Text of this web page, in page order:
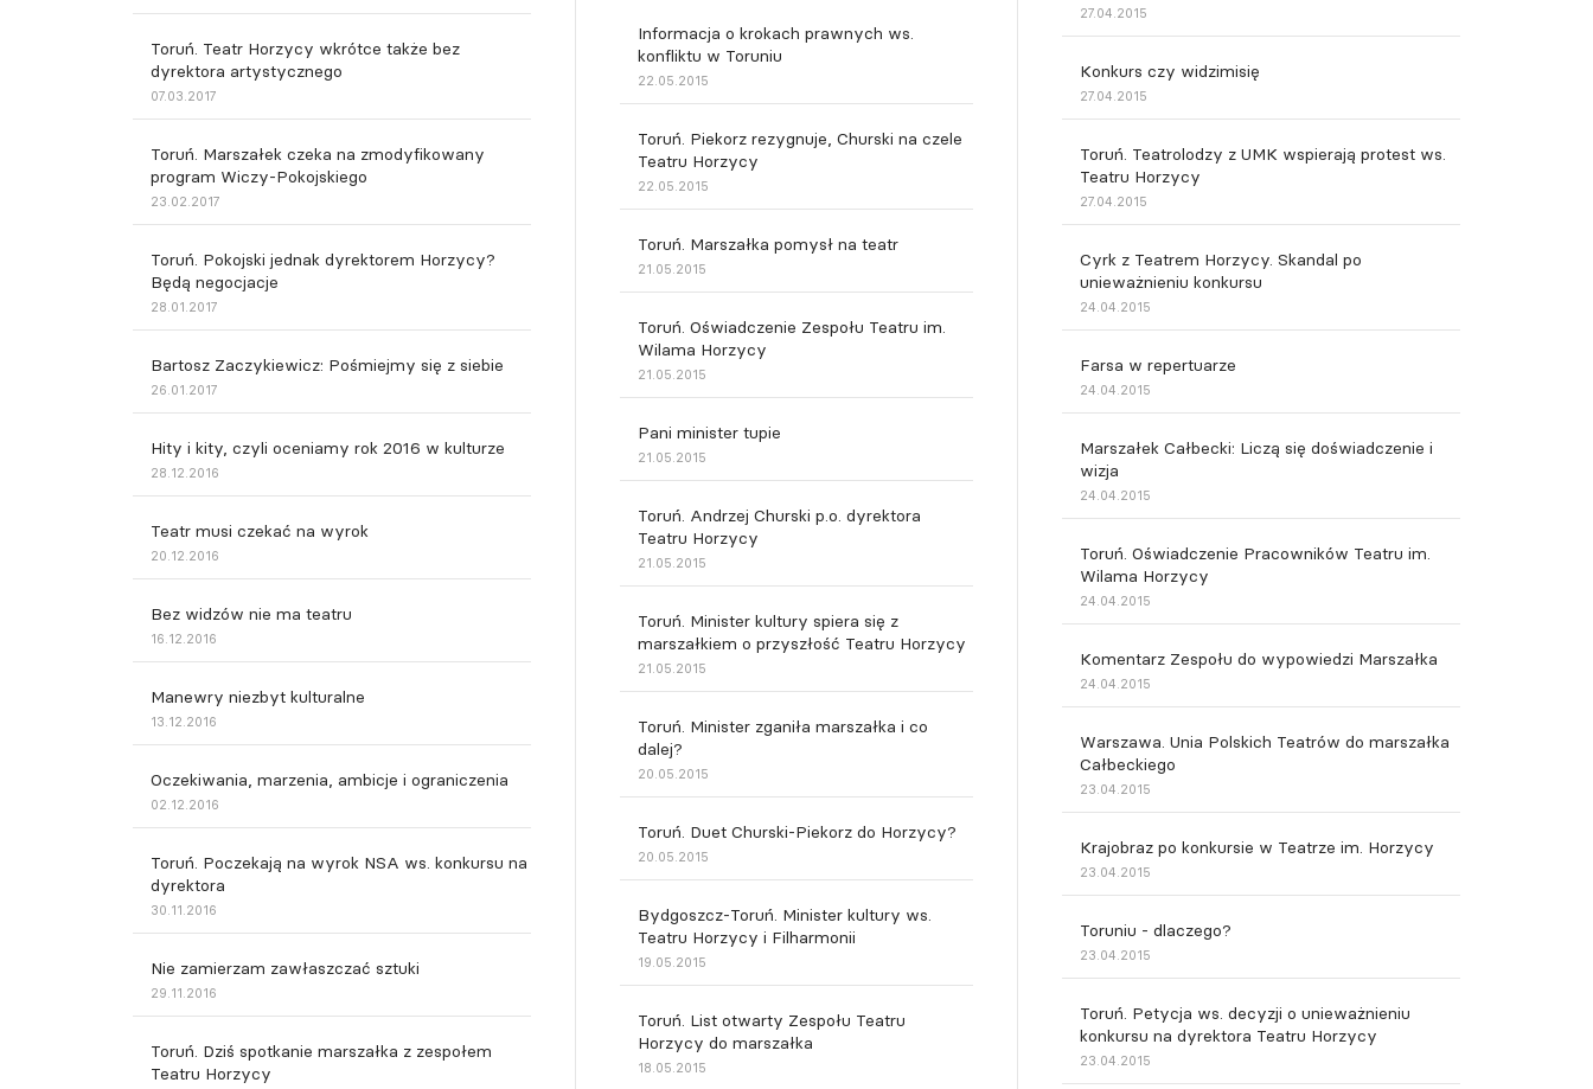
Toruń. Teatr Horzycy wkrótce także bez
dyrektora artystycznego
07.03.2017
Toruń. Marszałek czeka na zmodyfikowany
program Wiczy-Pokojskiego
23.02.2017
Toruń. Pokojski jednak dyrektorem Horzycy?
Będą negocjacje
28.01.2017
Bartosz Zaczykiewicz: Pośmiejmy się z siebie
26.01.2017
Hity i kity, czyli oceniamy rok 2016 w kulturze
28.12.2016
Teatr musi czekać na wyrok
20.12.2016
Bez widzów nie ma teatru
16.12.2016
Manewry niezbyt kulturalne
13.12.2016
Oczekiwania, marzenia, ambicje i ograniczenia
02.12.2016
Toruń. Poczekają na wyrok NSA ws. konkursu na
dyrektora
30.11.2016
Nie zamierzam zawłaszczać sztuki
29.11.2016
Toruń. Dziś spotkanie marszałka z zespołem
Teatru Horzycy
Informacja o krokach prawnych ws.
konfliktu w Toruniu
22.05.2015
Toruń. Piekorz rezygnuje, Churski na czele
Teatru Horzycy
22.05.2015
Toruń. Marszałka pomysł na teatr
21.05.2015
Toruń. Oświadczenie Zespołu Teatru im.
Wilama Horzycy
21.05.2015
Pani minister tupie
21.05.2015
Toruń. Andrzej Churski p.o. dyrektora
Teatru Horzycy
21.05.2015
Toruń. Minister kultury spiera się z
marszałkiem o przyszłość Teatru Horzycy
21.05.2015
Toruń. Minister zganiła marszałka i co
dalej?
20.05.2015
Toruń. Duet Churski-Piekorz do Horzycy?
20.05.2015
Bydgoszcz-Toruń. Minister kultury ws.
Teatru Horzycy i Filharmonii
19.05.2015
Toruń. List otwarty Zespołu Teatru
Horzycy do marszałka
18.05.2015
27.04.2015
Konkurs czy widzimisię
27.04.2015
Toruń. Teatrolodzy z UMK wspierają protest ws.
Teatru Horzycy
27.04.2015
Cyrk z Teatrem Horzycy. Skandal po
unieważnieniu konkursu
24.04.2015
Farsa w repertuarze
24.04.2015
Marszałek Całbecki: Liczą się doświadczenie i
wizja
24.04.2015
Toruń. Oświadczenie Pracowników Teatru im.
Wilama Horzycy
24.04.2015
Komentarz Zespołu do wypowiedzi Marszałka
24.04.2015
Warszawa. Unia Polskich Teatrów do marszałka
Całbeckiego
23.04.2015
Krajobraz po konkursie w Teatrze im. Horzycy
23.04.2015
Toruniu - dlaczego?
23.04.2015
Toruń. Petycja ws. decyzji o unieważnieniu
konkursu na dyrektora Teatru Horzycy
23.04.2015